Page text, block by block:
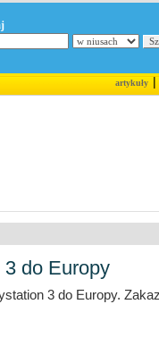
artykuły|
do Europy
3 do Europy.